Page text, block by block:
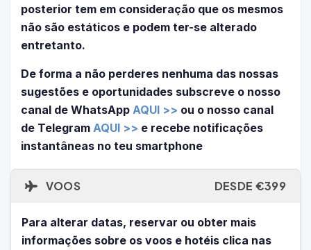
posterior tem em consideração que os mesmos
não são estáticos e podem ter-se alterado
entretanto.
De forma a não perderes nenhuma das nossas
sugestões e oportunidades subscreve o nosso
canal de WhatsApp AQUI >> ou o nosso canal
de Telegram AQUI >> e recebe notificações
instantâneas no teu smartphone
VOOS DESDE €399
Para alterar datas, reservar ou obter mais
informações sobre os voos e hotéis clica nas